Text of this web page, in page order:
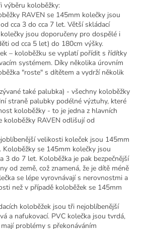
výběru koloběžky:
RAVEN se 145mm kolečky jsou
cca 3 do cca 7 let. Větší skládací
jsou doporučeny pro dospělé i
od cca 5 let) do 180cm výšky.
– koloběžku se vyplatí pořídit s řídítky
systémem. Díky několika úrovním
"roste" s dítětem a vydrží několik
také palubka) - všechny koloběžky
straně palubky podélné výztuhy, které
koloběžky - to je jedna z hlavních
RAVEN odlišují od
velikosti koleček jsou 145mm
se 145mm kolečky jsou
3 do 7 let. Koloběžka je pak bezpečnější
od země, což znamená, že je dítě méně
se lépe vyrovnávají s nerovnostmi a
než v případě koloběžek se 145mm
koloběžek jsou tři nejoblíbenější
a nafukovací. PVC kolečka jsou tvrdá,
problémy s překonáváním